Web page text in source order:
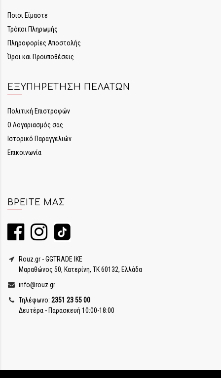
Ποιοι Είμαστε
Τρόποι Πληρωμής
Πληροφορίες Αποστολής
Όροι και Προϋποθέσεις
ΕΞΥΠΗΡΈΤΗΣΗ ΠΕΛΑΤΏΝ
Πολιτική Επιστροφών
Ο Λογαριασμός σας
Ιστορικό Παραγγελιών
Επικοινωνία
ΒΡΕΊΤΕ ΜΑΣ
Rouz.gr - GGTRADE IKE
Μαραθώνος 50, Κατερίνη, ΤΚ 60132, Ελλάδα
info@rouz.gr
Τηλέφωνο: 2351 23 55 00
Δευτέρα - Παρασκευή 10:00-18:00